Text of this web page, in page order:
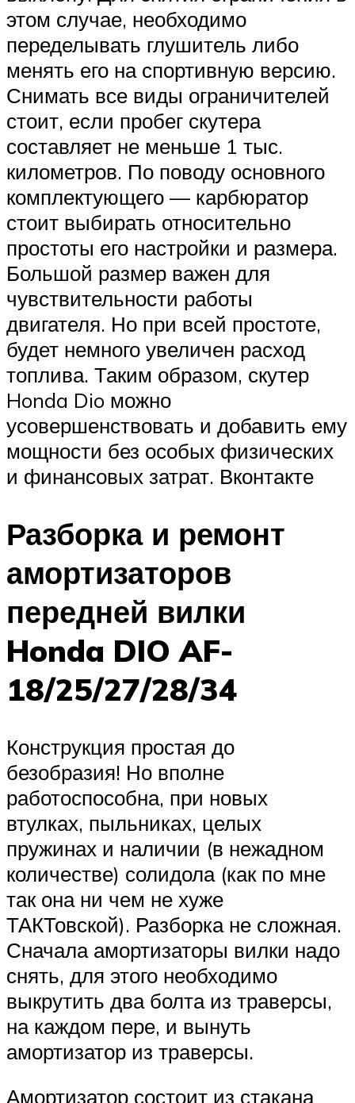
этом случае, необходимо
переделывать глушитель либо
менять его на спортивную версию.
Снимать все виды ограничителей
стоит, если пробег скутера
составляет не меньше 1 тыс.
километров. По поводу основного
комплектующего — карбюратор
стоит выбирать относительно
простоты его настройки и размера.
Большой размер важен для
чувствительности работы
двигателя. Но при всей простоте,
будет немного увеличен расход
топлива. Таким образом, скутер
Honda Dio можно
усовершенствовать и добавить ему
мощности без особых физических
и финансовых затрат. Вконтакте
Разборка и ремонт
амортизаторов
передней вилки
Honda DIO AF-
18/25/27/28/34
Конструкция простая до
безобразия! Но вполне
работоспособна, при новых
втулках, пыльниках, целых
пружинах и наличии (в нежадном
количестве) солидола (как по мне
так она ни чем не хуже
ТАКТовской). Разборка не сложная.
Сначала амортизаторы вилки надо
снять, для этого необходимо
выкрутить два болта из траверсы,
на каждом пере, и вынуть
амортизатор из траверсы.
Амортизатор состоит из стакана